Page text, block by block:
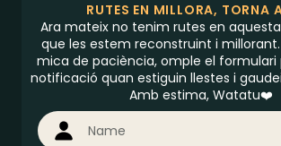
RUTES EN MILLORA, TORNA
Ara mateix no tenim rutes en
que les estem reconstruint i
mica de paciència, omple el formulari
notificació quan estiguin llestes i
Amb estima, Watatu❤️